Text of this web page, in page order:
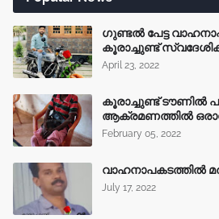
ഗുണ്ടൽ പേട്ട
കൂരാച്ചുണ്ട്
April 23, 2022
കൂരാച്ചുണ്ട് ടൗണിൽ
ആക്രമണത്തിൽ
February 05, 2022
വാഹനാപകടത്തിൽ
July 17, 2022